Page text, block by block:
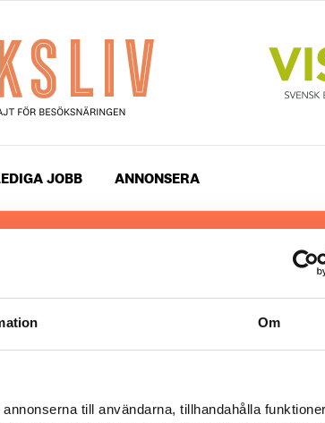
Om
till användarna, tillhandahålla
JOBB ANNONSERA
nyheter och snackisar inom
form är ett affärsmagasin för ägare
är skyddat